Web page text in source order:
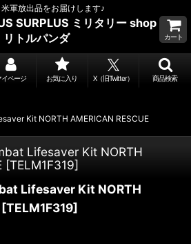
軍放出品をお届けします♪
SURPLUS ミリタリー shop
リトルパンダ
カート
イページ お気に入り X（旧Twitter） 商品検索
Kit NORTH AMERICAN RESCUE
Lifesaver Kit NORTH
[TELM1F319]
Lifesaver Kit NORTH
[TELM1F319]